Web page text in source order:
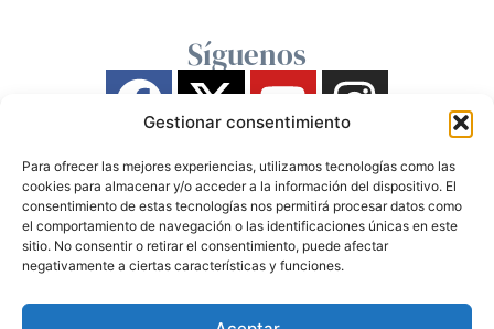
Gestionar consentimiento
Para ofrecer las mejores experiencias, utilizamos tecnologías como las
cookies para almacenar y/o acceder a la información del dispositivo. El
consentimiento de estas tecnologías nos permitirá procesar datos como
el comportamiento de navegación o las identificaciones únicas en este
sitio. No consentir o retirar el consentimiento, puede afectar
negativamente a ciertas características y funciones.
Síguenos